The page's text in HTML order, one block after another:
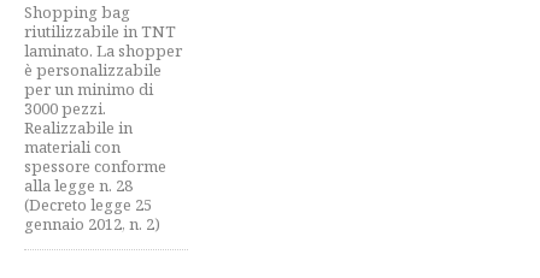
Shopping bag
riutilizzabile in TNT
laminato. La shopper
è personalizzabile
per un minimo di
3000 pezzi.
Realizzabile in
materiali con
spessore conforme
alla legge n. 28
(Decreto legge 25
gennaio 2012, n. 2)